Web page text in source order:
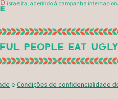
israelita, aderindo à campanha
PEOPLE EAT
e Condições de confidencialidade